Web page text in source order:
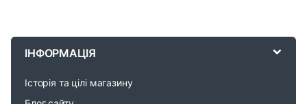
ІНФОРМАЦІЯ
Історія та цілі магазину